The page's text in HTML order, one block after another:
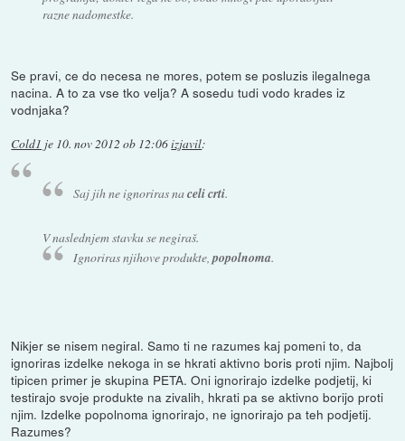
razne nadomestke.
Se pravi, ce do necesa ne mores, potem se posluzis ilegalnega
nacina. A to za vse tko velja? A sosedu tudi vodo krades iz
vodnjaka?
Cold1 je 10. nov 2012 ob 12:06izjavil:
Saj jih ne ignoriras naceli crti.
V naslednjem stavku se negiraš.
Ignoriras njihove produkte,popolnoma.
Nikjer se nisem negiral. Samo ti ne razumes kaj pomeni to, da
ignoriras izdelke nekoga in se hkrati aktivno boris proti njim. Najbolj
tipicen primer je skupina PETA. Oni ignorirajo izdelke podjetij, ki
testirajo svoje produkte na zivalih, hkrati pa se aktivno borijo proti
njim. Izdelke popolnoma ignorirajo, ne ignorirajo pa teh podjetij.
Razumes?